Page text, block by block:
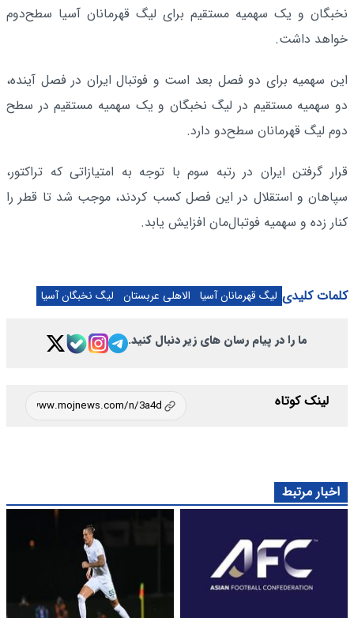
نخبگان و یک سهمیه مستقیم برای لیگ قهرمانان آسیا سطح‌دوم
خواهد داشت.
این سهمیه برای دو فصل بعد است و فوتبال ایران در فصل آینده،
دو سهمیه مستقیم در لیگ نخبگان و یک سهمیه مستقیم در سطح
دوم لیگ قهرمانان سطح‌دو دارد.
قرار گرفتن ایران در رتبه سوم با توجه به امتیازاتی که تراکتور،
سپاهان و استقلال در این فصل کسب کردند، موجب شد تا قطر را
کنار زده و سهمیه فوتبال‌مان افزایش یابد.
کلمات کلیدی لیگ قهرمانان آسیا الاهلی عربستان لیگ نخبگان آسیا
ما را در پیام رسان های زیر دنبال کنید.
لینک کوتاه
اخبار مرتبط